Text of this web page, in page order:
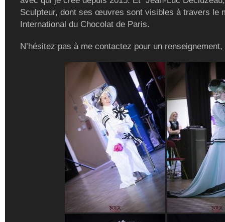
Sculpteur, dont ses œuvres sont visibles à travers le
International du Chocolat de Paris.
N’hésitez pas à me contactez pour un